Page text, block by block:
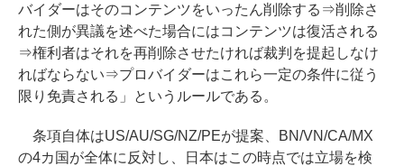
バイダーはそのコンテンツをいったん削除する⇒削除さ
れた側が異議を述べた場合にはコンテンツは復活される
⇒権利者はそれを再削除させたければ裁判を提起しなけ
ればならない⇒プロバイダーはこれら一定の条件に従う
限り免責される」というルールである。
条項自体はUS/AU/SG/NZ/PEが提案、BN/VN/CA/MX
の4カ国が全体に反対し、日本はこの時点では立場を検